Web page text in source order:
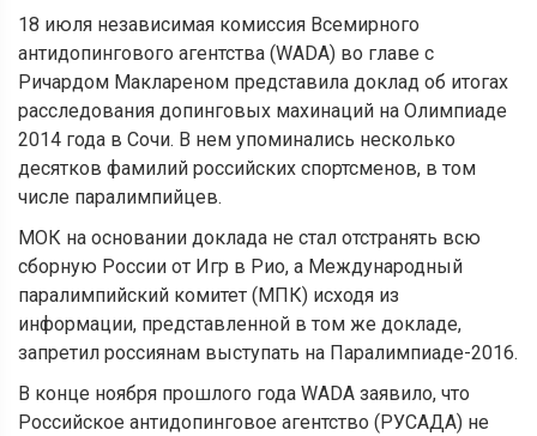
18 июля независимая комиссия Всемирного
антидопингового агентства (WADA) во главе с
Ричардом Маклареном представила доклад об итогах
расследования допинговых махинаций на Олимпиаде
2014 года в Сочи. В нем упоминались несколько
десятков фамилий российских спортсменов, в том
числе паралимпийцев.
МОК на основании доклада не стал отстранять всю
сборную России от Игр в Рио, а Международный
паралимпийский комитет (МПК) исходя из
информации, представленной в том же докладе,
запретил россиянам выступать на Паралимпиаде-2016.
В конце ноября прошлого года WADA заявило, что
Российское антидопинговое агентство (РУСАДА) не